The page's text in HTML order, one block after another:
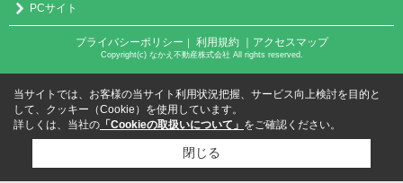
PCサイト
プライバシーポリシー ｜ 利用規約 ｜アクセスマップ
Copyright(c) なかえ不動産株式会社 All rights reserved.
当サイトでは、お客様の当サイト利用状況把握、サービス向上検討を目的と
して、クッキー（Cookie）を使用しています。
詳しくは、当社の 「Cookieの取扱いについて」 をご確認ください。
閉じる